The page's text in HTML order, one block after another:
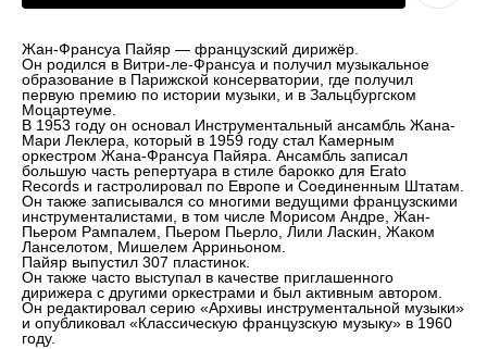
Жан-Франсуа Пайяр — французский дирижёр.
Он родился в Витри-ле-Франсуа и получил музыкальное
образование в Парижской консерватории, где получил
первую премию по истории музыки, и в Зальцбургском
Моцартеуме.
В 1953 году он основал Инструментальный ансамбль Жана-
Мари Леклера, который в 1959 году стал Камерным
оркестром Жана-Франсуа Пайяра. Ансамбль записал
большую часть репертуара в стиле барокко для Erato
Records и гастролировал по Европе и Соединенным Штатам.
Он также записывался со многими ведущими французскими
инструменталистами, в том числе Морисом Андре, Жан-
Пьером Рампалем, Пьером Пьерло, Лили Ласкин, Жаком
Ланселотом, Мишелем Арриньоном.
Пайяр выпустил 307 пластинок.
Он также часто выступал в качестве приглашенного
дирижера с другими оркестрами и был активным автором.
Он редактировал серию «Архивы инструментальной музыки»
и опубликовал «Классическую французскую музыку» в 1960
году.